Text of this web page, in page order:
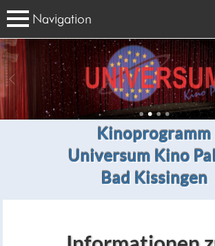
Navigation
Kinoprogramm
Universum Kino
Bad Kissingen